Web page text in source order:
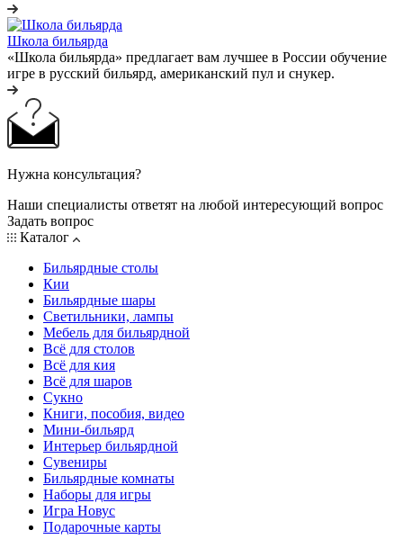
Школа бильярда
«Школа бильярда» предлагает вам лучшее в России обучение
игре в русский бильярд, американский пул и снукер.
Нужна консультация?
Наши специалисты ответят на любой интересующий вопрос
Задать вопрос
Каталог
Бильярдные столы
Кии
Бильярдные шары
Светильники, лампы
Мебель для бильярдной
Всё для столов
Всё для кия
Всё для шаров
Сукно
Книги, пособия, видео
Мини-бильярд
Интерьер бильярдной
Сувениры
Бильярдные комнаты
Наборы для игры
Игра Новус
Подарочные карты